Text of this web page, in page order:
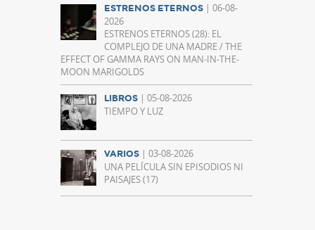
ESTRENOS ETERNOS | 06-08-
2026
ESTRENOS ETERNOS (28): EL
COMPLEJO DE UNA MADRE / THE
EFFECT OF GAMMA RAYS ON MAN-IN-THE-
MOON MARIGOLDS
LIBROS | 05-08-2026
TIEMPO Y LUZ
VARIOS | 03-08-2026
UNA PELÍCULA SIN EPISODIOS NI
PAISAJES (17)